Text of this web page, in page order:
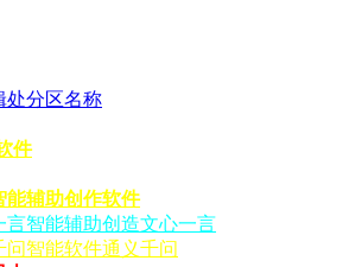
处分区名称
件
能辅助创作软件
言智能辅助创造文心一言
问智能软件通义千问